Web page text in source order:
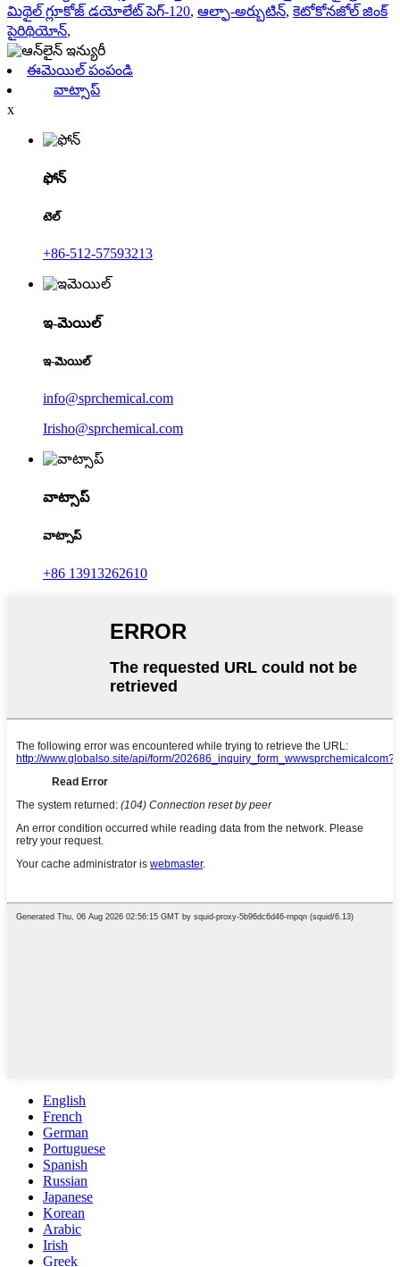
మిథైల్ గ్లూకోజ్ డయోలేట్ పెగ్-120, ఆల్ఫా-అర్బుటిన్, కెటోకోనజోల్ జింక్
పైరిథియోన్,
ఈమెయిల్ పంపండి
వాట్సాప్
x
ఫోన్
టెల్
+86-512-57593213
ఇ-మెయిల్
ఇ-మెయిల్
info@sprchemical.com
Irisho@sprchemical.com
వాట్సాప్
వాట్సాప్
+86 13913262610
English
French
German
Portuguese
Spanish
Russian
Japanese
Korean
Arabic
Irish
Greek